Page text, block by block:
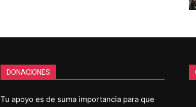
DONACIONES
Tu apoyo es de suma importancia para que